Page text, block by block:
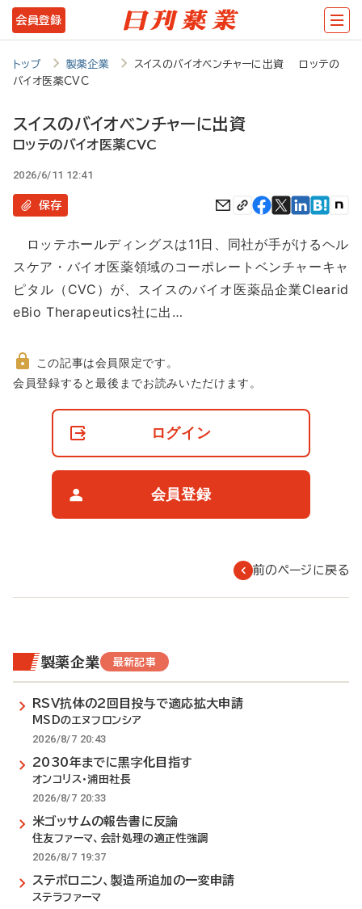
メ
イ
テ
ツ
に
動
会員登録
トップ 製薬企業
スイスのバイオベンチャーに出資 ロッテの
バイオ医薬CVC
スイスのバイオベンチャーに出資
ロッテのバイオ医薬CVC
2026/6/11 12:41
保存
ロッテホールディングスは11日、同社が手がけるヘル
スケア・バイオ医薬領域のコーポレートベンチャーキャ
ピタル（CVC）が、スイスのバイオ医薬品企業Clearid
eBio Therapeutics社に出…
非
この記事は会員限定です。
会員登録すると最後までお読みいただけます。
ログイン
会員登録
前のページに戻る
製薬企業 最新記事
RSV抗体の2回目投与で適応拡大申請
MSDのエヌフロンシア
2026/8/7 20:43
2030年までに黒字化目指す
オンコリス・浦田社長
2026/8/7 20:33
米ゴッサムの報告書に反論
住友ファーマ、会計処理の適正性強調
2026/8/7 19:37
ステボロニン、製造所追加の一変申請
ステラファーマ